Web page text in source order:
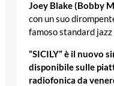
Joey Blake (Bobby
con un suo
famoso standard jazz
“SICILY” è il nuovo
disponibile sulle
radiofonica da